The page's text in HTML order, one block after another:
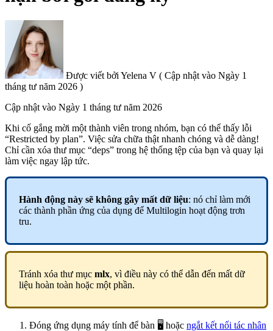
Được viết bởi Yelena V ( Cập nhật vào Ngày 1
tháng tư năm 2026 )
Cập nhật vào Ngày 1 tháng tư năm 2026
Khi cố gắng mời một thành viên trong nhóm, bạn có thể thấy lỗi
“Restricted by plan”. Việc sửa chữa thật nhanh chóng và dễ dàng!
Chỉ cần xóa thư mục “deps” trong hệ thống tệp của bạn và quay lại
làm việc ngay lập tức.
Hành động này sẽ không gây mất dữ liệu: nó chỉ làm mới
các thành phần ứng của dụng để Multilogin hoạt động trơn
tru.
Tránh xóa thư mục mlx, vì điều này có thể dẫn đến mất dữ
liệu hoàn toàn hoặc một phần.
Đóng ứng dụng máy tính để bàn 🖥️ hoặc ngắt kết nối tác nhân